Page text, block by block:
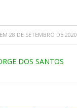
EM 28 DE SETEMBRO DE 2020
DOS SANTOS